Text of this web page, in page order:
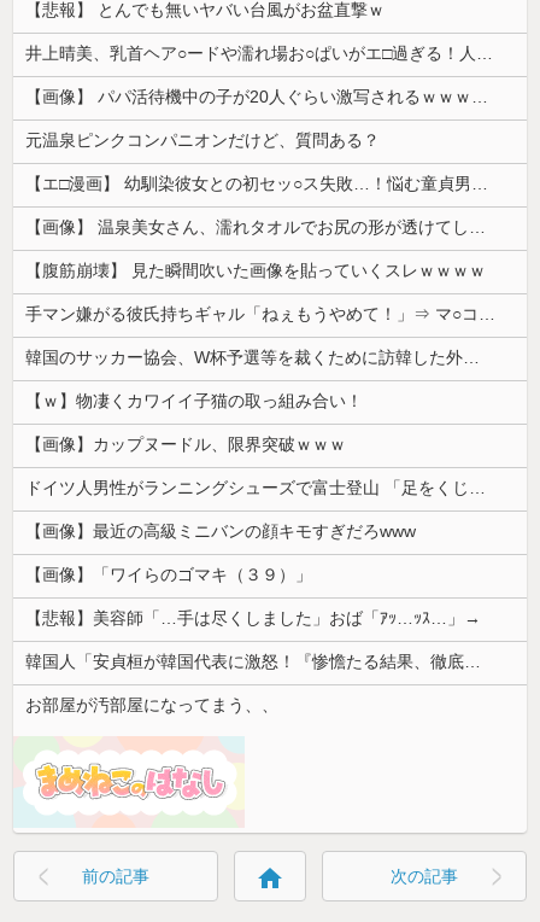
【悲報】 とんでも無いヤバい台風がお盆直撃ｗ
井上晴美、乳首ヘア○ードや濡れ場お○ぱいがエ□過ぎる！人生最後のラスト写真集、最高！！
【画像】 パパ活待機中の子が20人ぐらい激写されるｗｗｗｗｗｗｗｗｗｗｗ
元温泉ピンクコンパニオンだけど、質問ある？
【エ□漫画】 幼馴染彼女との初セッ○ス失敗…！悩む童貞男子にクラスメイトのギャルJKが優しく近づきオチ○ポよしよしされちゃう…！
【画像】 温泉美女さん、濡れタオルでお尻の形が透けてしまう
【腹筋崩壊】 見た瞬間吹いた画像を貼っていくスレｗｗｗｗ
手マン嫌がる彼氏持ちギャル「ねぇもうやめて！」⇒ マ○コは正直だった結果…
韓国のサッカー協会、W杯予選等を裁くために訪韓した外国人審判を「性接待」していた……大して強くもないチームが潤沢な予算を持ってりゃそうなるわな
【ｗ】物凄くカワイイ子猫の取っ組み合い！
【画像】カップヌードル、限界突破ｗｗｗ
ドイツ人男性がランニングシューズで富士登山 「足をくじいて動けない」
【画像】最近の高級ミニバンの顔キモすぎだろwww
【画像】「ワイらのゴマキ（３９）」
【悲報】美容師「…手は尽くしました」おば「ｱｯ…ｯｽ…」→
韓国人「安貞桓が韓国代表に激怒！『惨憺たる結果、徹底的な刷新が必要だ』と監督や協会を痛烈批判」
お部屋が汚部屋になってまう、、
前の記事 home 次の記事